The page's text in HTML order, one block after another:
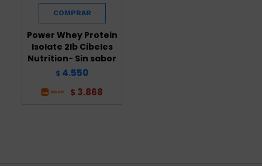
Power Whey Protein
Isolate 2lb Cibeles
Nutrition- Sin sabor
$ 4.550
$ 3.868